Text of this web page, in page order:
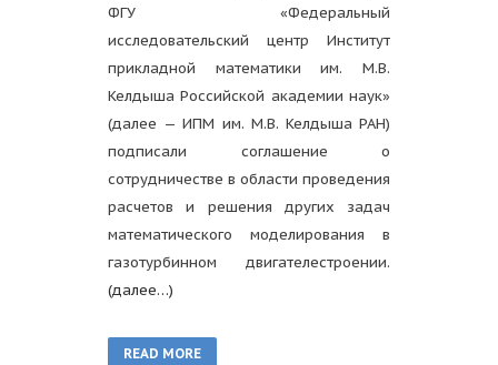
ФГУ «Федеральный
исследовательский центр Институт
прикладной математики им. М.В.
Келдыша Российской академии наук»
(далее — ИПМ им. М.В. Келдыша РАН)
подписали соглашение о
сотрудничестве в области проведения
расчетов и решения других задач
математического моделирования в
газотурбинном двигателестроении.
(далее…)
READ MORE